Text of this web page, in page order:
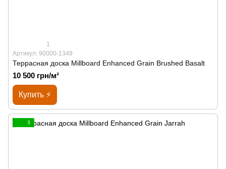
1
Артикул: 90000-1349
Террасная доска Millboard Enhanced Grain Brushed Basalt
10 500 грн/м²
Купить ⚡
3